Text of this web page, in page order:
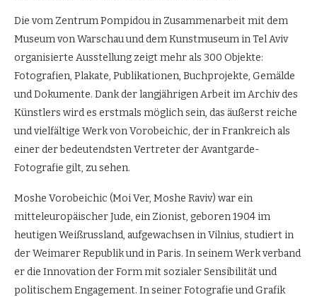
Die vom Zentrum Pompidou in Zusammenarbeit mit dem
Museum von Warschau und dem Kunstmuseum in Tel Aviv
organisierte Ausstellung zeigt mehr als 300 Objekte:
Fotografien, Plakate, Publikationen, Buchprojekte, Gemälde
und Dokumente. Dank der langjährigen Arbeit im Archiv des
Künstlers wird es erstmals möglich sein, das äußerst reiche
und vielfältige Werk von Vorobeichic, der in Frankreich als
einer der bedeutendsten Vertreter der Avantgarde-
Fotografie gilt, zu sehen.
Moshe Vorobeichic (Moi Ver, Moshe Raviv) war ein
mitteleuropäischer Jude, ein Zionist, geboren 1904 im
heutigen Weißrussland, aufgewachsen in Vilnius, studiert in
der Weimarer Republik und in Paris. In seinem Werk verband
er die Innovation der Form mit sozialer Sensibilität und
politischem Engagement. In seiner Fotografie und Grafik